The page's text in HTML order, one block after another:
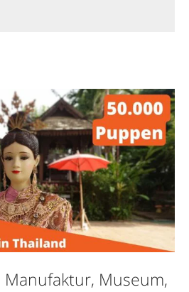
Manufaktur, Museum,